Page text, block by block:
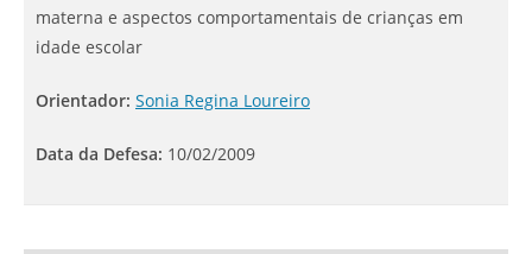
materna e aspectos comportamentais de crianças em
idade escolar
Orientador: Sonia Regina Loureiro
Data da Defesa: 10/02/2009